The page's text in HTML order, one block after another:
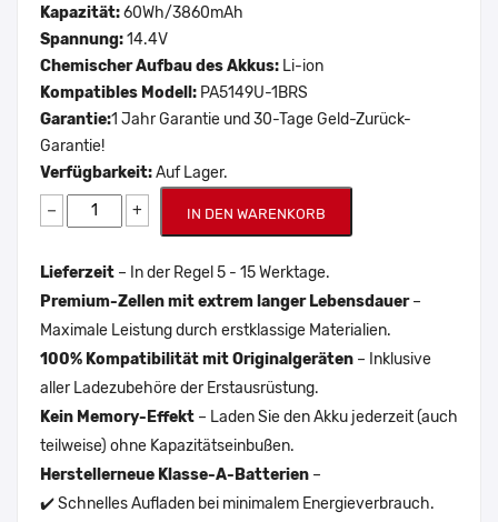
Kapazität:60Wh/3860mAh
Spannung:14.4V
Chemischer Aufbau des Akkus: Li-ion
Kompatibles Modell: PA5149U-1BRS
Garantie:1 Jahr Garantie und 30-Tage Geld-Zurück-
Garantie!
Verfügbarkeit:Auf Lager.
− + IN DEN WARENKORB
Lieferzeit – In der Regel 5 - 15 Werktage.
Premium-Zellen mit extrem langer Lebensdauer–
Maximale Leistung durch erstklassige Materialien.
100% Kompatibilität mit Originalgeräten – Inklusive
aller Ladezubehöre der Erstausrüstung.
Kein Memory-Effekt – Laden Sie den Akku jederzeit (auch
teilweise) ohne Kapazitätseinbußen.
Herstellerneue Klasse-A-Batterien –
✔️ Schnelles Aufladen bei minimalem Energieverbrauch.